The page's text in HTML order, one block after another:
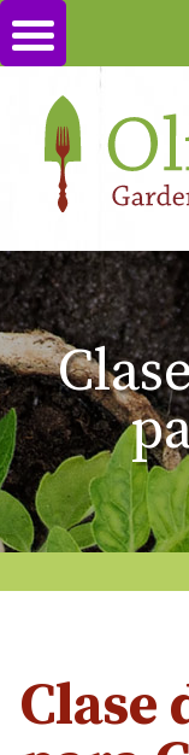
Clase